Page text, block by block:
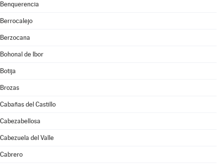
Benquerencia
Berrocalejo
Berzocana
Bohonal de Ibor
Botija
Brozas
Cabañas del Castillo
Cabezabellosa
Cabezuela del Valle
Cabrero